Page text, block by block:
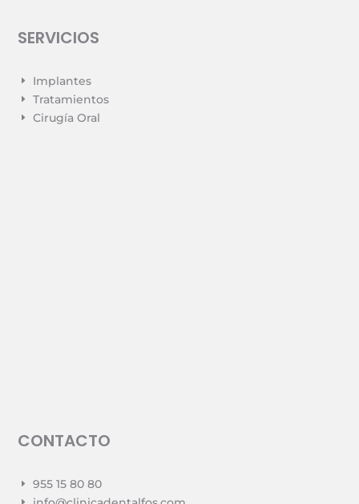
SERVICIOS
E Implantes
E Tratamientos
E Cirugía Oral
CONTACTO
E 955 15 80 80